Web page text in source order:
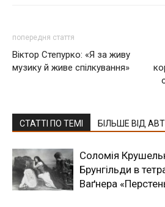
попередня стаття
Віктор Степурко: «Я за живу
музику й живе спілкування»
СТАТТІ ПО ТЕМІ БІЛЬШЕ ВІД
Соломія
Брунгільди в
Ваґнера